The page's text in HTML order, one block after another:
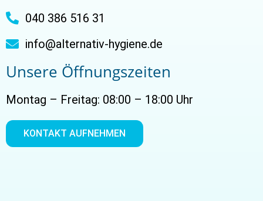
040 386 516 31
info@alternativ-hygiene.de
Unsere Öffnungszeiten
Montag – Freitag: 08:00 – 18:00 Uhr
KONTAKT AUFNEHMEN